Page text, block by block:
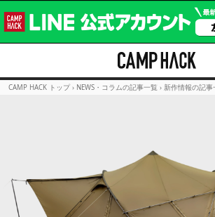
CAMP HACK トップ › NEWS・コラムの記事一覧 › 新作情報の記事